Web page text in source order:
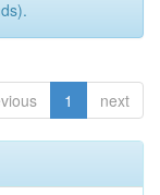
1 next